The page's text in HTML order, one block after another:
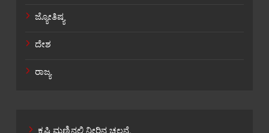
ಜ್ಯೋತಿಷ್ಯ
ದೇಶ
ರಾಜ್ಯ